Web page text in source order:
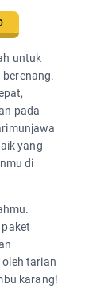
untuk
pada
yang
di
tarian
karang!